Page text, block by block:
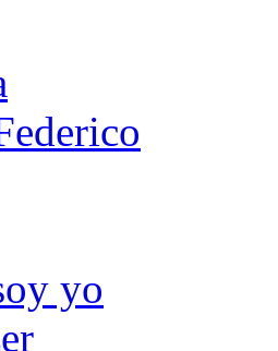
yo